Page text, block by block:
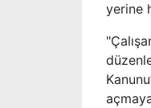
yerine